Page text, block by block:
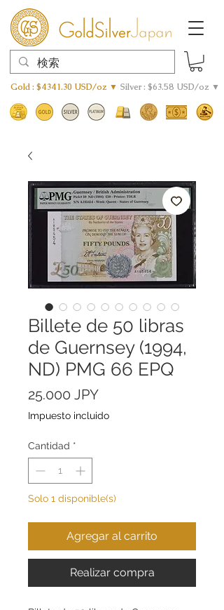
Gold : $4341.30 USD/oz ▼ Silver : $63.58 USD/oz ▼
Billete de 50 libras
de Guernsey (1994,
ND) PMG 66 EPQ
25.000 JPYPrecio
Impuesto incluido
Cantidad *
Solo 1 disponible(s)
Agregar al carrito
Realizar compra